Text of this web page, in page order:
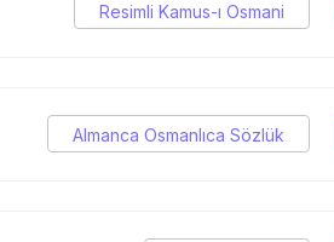
Resimli Kamus-ı Osmani
Almanca Osmanlıca Sözlük